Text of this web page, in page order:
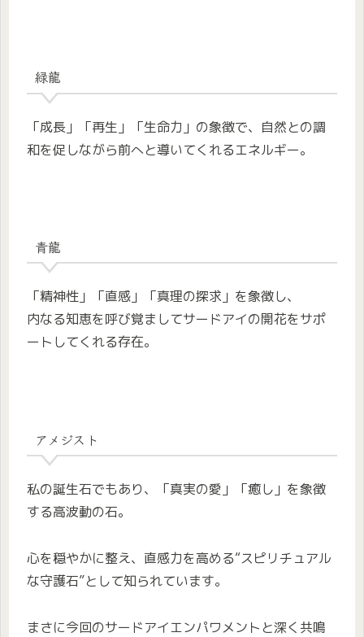
緑龍
「成長」「再生」「生命力」の象徴で、自然との調
和を促しながら前へと導いてくれるエネルギー。
青龍
「精神性」「直感」「真理の探求」を象徴し、
内なる知恵を呼び覚ましてサードアイの開花をサポ
ートしてくれる存在。
アメジスト
私の誕生石でもあり、「真実の愛」「癒し」を象徴
する高波動の石。
心を穏やかに整え、直感力を高める“スピリチュアル
な守護石”として知られています。
まさに今回のサードアイエンパワメントと深く共鳴